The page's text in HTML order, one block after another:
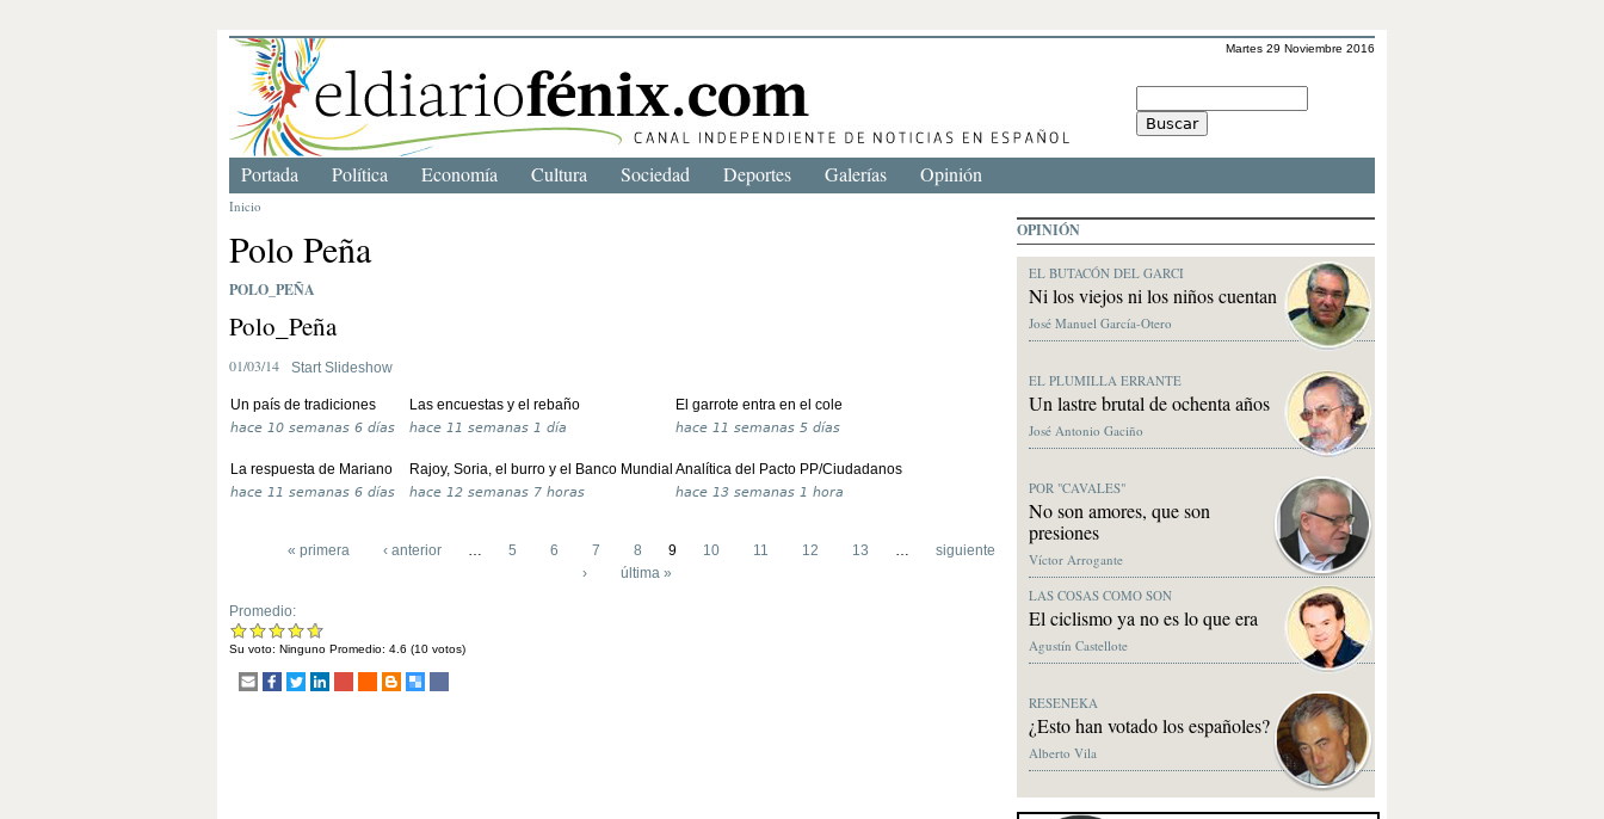
Martes 29 Noviembre 2016
Inicio
Polo Peña
POLO_PEÑA
Polo_Peña
01/03/14 Start Slideshow
Un país de tradiciones
hace 10 semanas 6 días
Las encuestas y el rebaño
hace 11 semanas 1 día
El garrote entra en el cole
hace 11 semanas 5 días
La respuesta de Mariano
hace 11 semanas 6 días
Rajoy, Soria, el burro y el Banco Mundial
hace 12 semanas 7 horas
Analítica del Pacto PP/Ciudadanos
hace 13 semanas 1 hora
« primera ‹ anterior … 5 6 7 8 9 10 11 12 13 …
siguiente
›
última »
Promedio:
Su voto: Ninguno Promedio: 4.6 (10 votos)
Portada Política Economía Cultura Sociedad Deportes Galerías Opinión
OPINIÓN
EL BUTACÓN DEL GARCI
Ni los viejos ni los niños cuentan
José Manuel García-Otero
EL PLUMILLA ERRANTE
Un lastre brutal de ochenta años
José Antonio Gaciño
POR "CAVALES"
No son amores, que son
presiones
Víctor Arrogante
LAS COSAS COMO SON
El ciclismo ya no es lo que era
Agustín Castellote
RESENEKA
¿Esto han votado los españoles?
Alberto Vila